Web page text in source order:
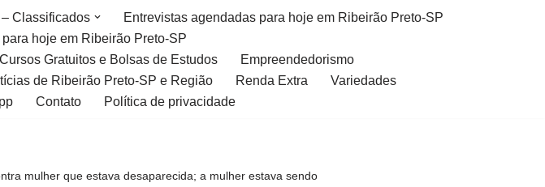
Classificados
Entrevistas agendadas para hoje em Ribeirão Preto-SP
hoje em Ribeirão Preto-SP
Cursos Gratuitos e Bolsas de Estudos
Empreendedorismo
de Ribeirão Preto-SP e Região Renda Extra
Variedades
Contato Política de privacidade
mulher que estava desaparecida; a mulher estava sendo